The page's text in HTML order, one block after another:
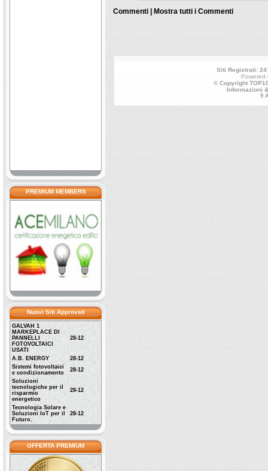
PREMIUM MEMBERS
Nuovi Siti Approvati
GALVAH 1
MARKEPLACE DI
PANNELLI
FOTOVOLTAICI
USATI
28-12
A.B. ENERGY
28-12
Sistemi fotovoltaici
e condizionamento
28-12
Soluzioni
tecnologiche per il
risparmio
energetico
28-12
Tecnologia Solare e
Soluzioni IoT per il
Futuro.
28-12
OFFERTA PREMIUM
Commenti | Mostra tutti i Commenti
Siti Registrati:
© Copyright
Informazioni
9